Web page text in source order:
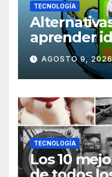
TECNOLOGÍA
aprender
práctica,
AGOSTO 9, 2026
TECNOLOGÍA
Los 10